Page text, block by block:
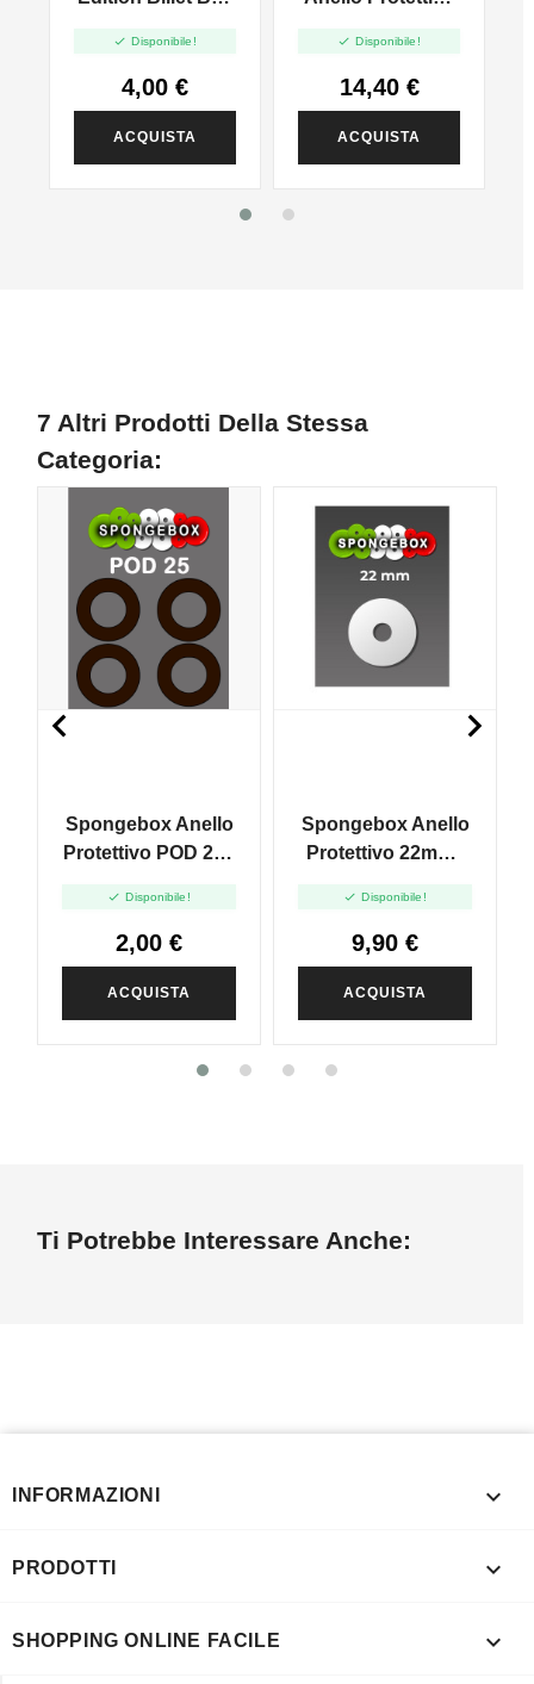
 Disponibile!
4,00 €
ACQUISTA
2x10pz
 Disponibile!
14,40 €
ACQUISTA
7 Altri Prodotti Della Stessa
Categoria:
Spongebox Anello
Protettivo POD 25 -
 Disponibile!
2,00 €
ACQUISTA
Spongebox Anello
Protettivo 22mm -
 Disponibile!
9,90 €
ACQUISTA
 
Ti Potrebbe Interessare Anche:
INFORMAZIONI 
PRODOTTI 
SHOPPING ONLINE FACILE 